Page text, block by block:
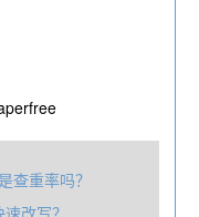
查重率吗？